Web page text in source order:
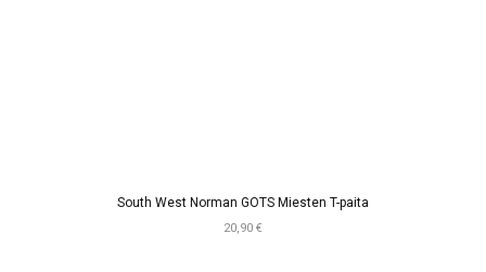
South West Norman GOTS Miesten T-paita
20,90 €